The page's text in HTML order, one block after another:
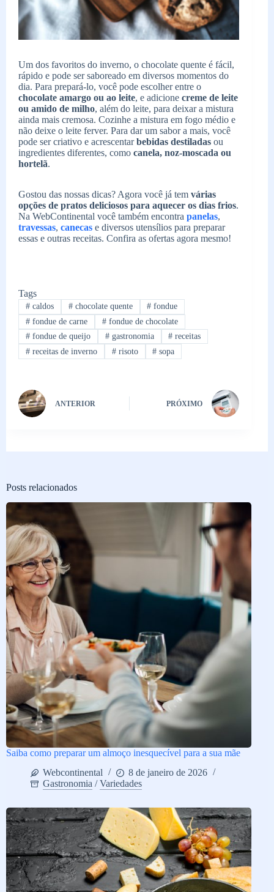
Um dos favoritos do inverno, o chocolate quente é fácil,
rápido e pode ser saboreado em diversos momentos do
dia. Para prepará-lo, você pode escolher entre o
chocolate amargo ou ao leite, e adicione creme de leite
ou amido de milho, além do leite, para deixar a mistura
ainda mais cremosa. Cozinhe a mistura em fogo médio e
não deixe o leite ferver. Para dar um sabor a mais, você
pode ser criativo e acrescentarbebidas destiladas ou
ingredientes diferentes, como canela, noz-moscada ou
hortelã.
Gostou das nossas dicas? Agora você já tem várias
opções de pratos deliciosos para aquecer os dias frios.
Na WebContinental você também encontra panelas,
travessas, canecas e diversos utensílios para preparar
essas e outras receitas. Confira as ofertas agora mesmo!
Tags
#caldos #chocolate quente # fondue
#fondue de carne #fondue de chocolate
#fondue de queijo #gastronomia # receitas
#receitas de inverno #risoto # sopa
ANTERIOR PRÓXIMO
Posts relacionados
Saiba como preparar um almoço inesquecível para a sua mãe
Webcontinental
8 de janeiro de 2026
Gastronomia /Variedades